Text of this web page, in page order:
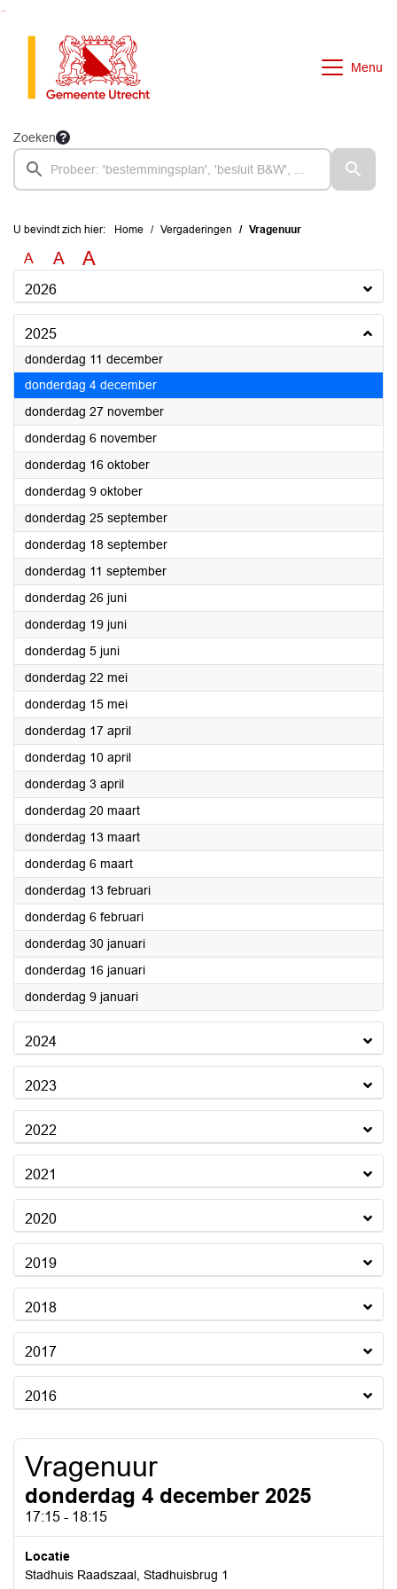
Menu
Zoeken
U bevindt zich hier: Home Vergaderingen Vragenuur
A A A
2026
2025
donderdag 11 december2025
donderdag 4 december2025
donderdag 27 november2025
donderdag 6 november2025
donderdag 16 oktober2025
donderdag 9 oktober2025
donderdag 25 september2025
donderdag 18 september2025
donderdag 11 september2025
donderdag 26 juni2025
donderdag 19 juni2025
donderdag 5 juni2025
donderdag 22 mei2025
donderdag 15 mei2025
donderdag 17 april2025
donderdag 10 april2025
donderdag 3 april2025
donderdag 20 maart2025
donderdag 13 maart2025
donderdag 6 maart2025
donderdag 13 februari2025
donderdag 6 februari2025
donderdag 30 januari2025
donderdag 16 januari2025
donderdag 9 januari2025
2024
2023
2022
2021
2020
2019
2018
2017
2016
Vragenuur
donderdag 4 december 2025
17:15 - 18:15
Locatie
Stadhuis Raadszaal, Stadhuisbrug 1